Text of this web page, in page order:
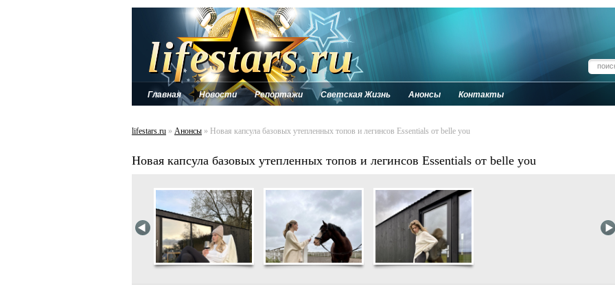
Главная Новости Репортажи Светская Жизнь Анонсы Контакты
lifestars.ru » Анонсы » Новая капсула базовых утепленных топов и легинсов Essentials от belle you
Новая капсула базовых утепленных топов и легинсов Essentials от belle you